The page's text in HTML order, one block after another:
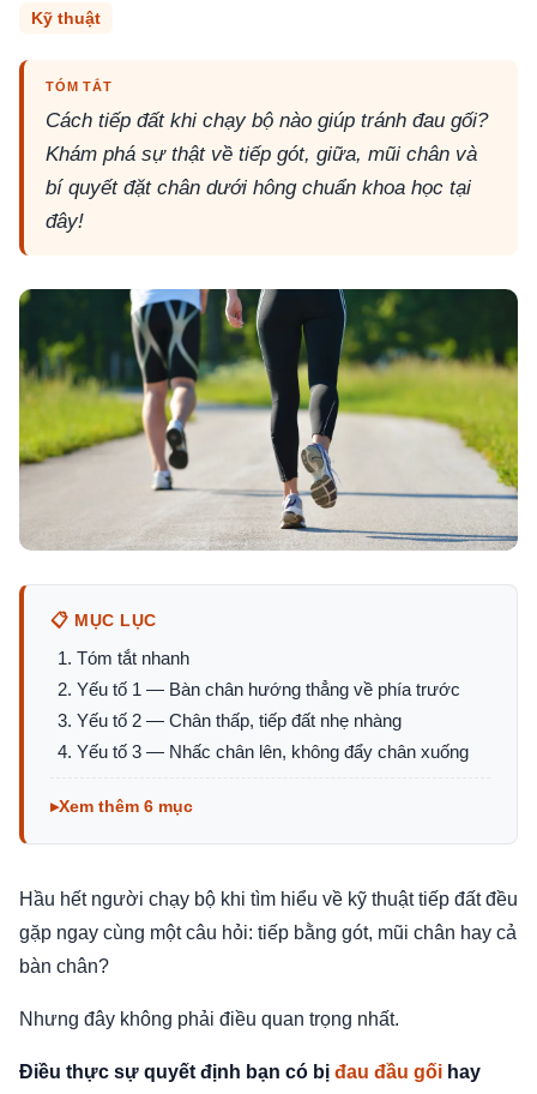
Kỹ thuật
TÓM TẮT
Cách tiếp đất khi chạy bộ nào giúp tránh đau gối?
Khám phá sự thật về tiếp gót, giữa, mũi chân và
bí quyết đặt chân dưới hông chuẩn khoa học tại
đây!
📋 MỤC LỤC
Tóm tắt nhanh
Yếu tố 1 — Bàn chân hướng thẳng về phía trước
Yếu tố 2 — Chân thấp, tiếp đất nhẹ nhàng
Yếu tố 3 — Nhấc chân lên, không đẩy chân xuống
Xem thêm 6 mục
Hầu hết người chạy bộ khi tìm hiểu về kỹ thuật tiếp đất đều
gặp ngay cùng một câu hỏi: tiếp bằng gót, mũi chân hay cả
bàn chân?
Nhưng đây không phải điều quan trọng nhất.
Điều thực sự quyết định bạn có bị đau đầu gối hay